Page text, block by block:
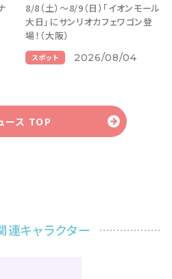
8/8（土）～8/9（日）「イオンモール
大日」にサンリオカフェワゴン登
場！（大阪）
スポット 2026/08/04
ース TOP
連キャラクター